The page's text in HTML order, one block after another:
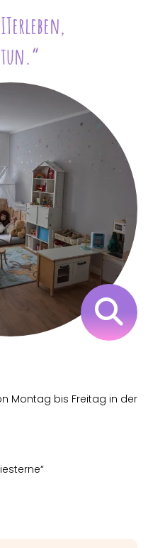
tun.“
Montag bis Freitag in der